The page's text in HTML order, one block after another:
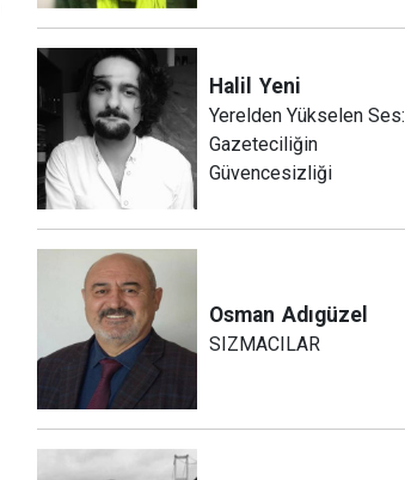
Halil Yeni
Yerelden Yükselen Ses:
Gazeteciliğin
Güvencesizliği
Osman Adıgüzel
SIZMACILAR